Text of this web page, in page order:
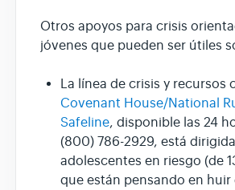
Otros apoyos para crisis
jóvenes que pueden ser útiles
La línea de crisis y recursos
Covenant House/National
Safeline, disponible las 24
(800) 786-2929, está
adolescentes en riesgo (de
que están pensando en huir